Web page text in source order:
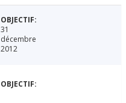
31
décembre
2012